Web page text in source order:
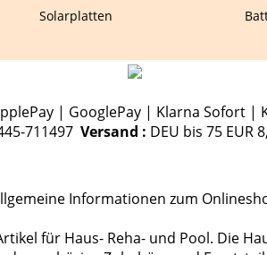
Solarplatten
| GooglePay | Klarna Sofort |
711497 Versand : DEU bis 75 EUR
Informationen zum
für Haus- Reha- und Pool. Die